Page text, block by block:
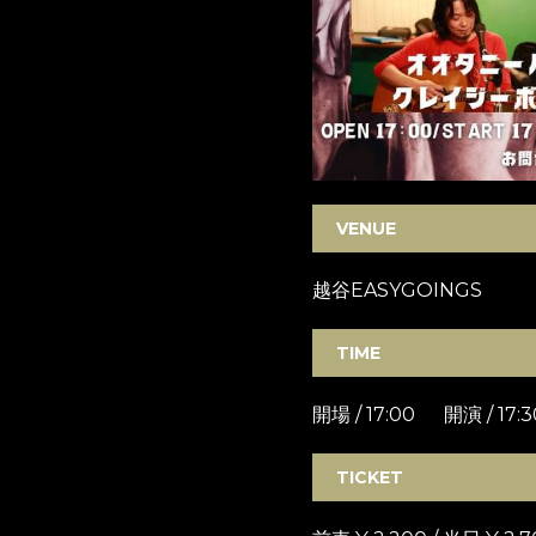
VENUE
越谷EASYGOINGS
TIME
開場 / 17:00 開演 /
TICKET